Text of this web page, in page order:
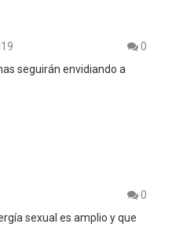
0
seguirán envidiando a
0
sexual es amplio y que